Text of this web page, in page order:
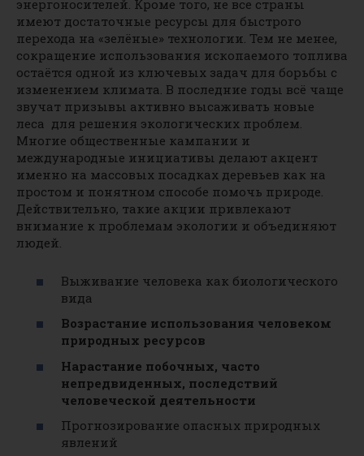
энергоносителей. Кроме того, не все страны
имеют достаточные ресурсы для быстрого
перехода на «зелёные» технологии. Тем не менее,
сокращение использования ископаемого топлива
остаётся одной из ключевых задач для борьбы с
изменением климата. В последние годы всё чаще
звучат призывы активно высаживать новые
леса для решения экологических проблем.
Многие общественные кампании и
международные инициативы делают акцент
именно на массовых посадках деревьев как на
простом и понятном способе помочь природе.
Действительно, такие акции привлекают
внимание к проблемам экологии и объединяют
людей.
Выживание человека как биологического
вида
Возрастание использования человеком
природных ресурсов
Нарастание побочных, часто
непредвиденных, последствий
человеческой деятельности
Прогнозирование опасных природных
явлений